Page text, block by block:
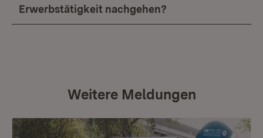
Erwerbstätigkeit nachgehen?
Weitere Meldungen